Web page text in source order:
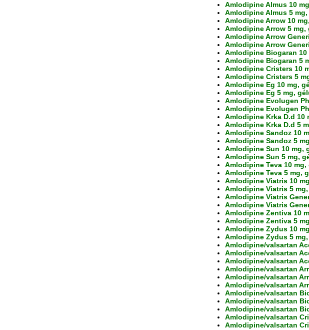
Amlodipine Almus 10
Amlodipine Almus 5
Amlodipine Arrow 10
Amlodipine Arrow 5 mg,
Amlodipine Arrow
Amlodipine Arrow
Amlodipine Biogaran 10
Amlodipine Biogaran 5
Amlodipine Cristers 10
Amlodipine Cristers 5
Amlodipine Eg 10 mg,
Amlodipine Eg 5 mg,
Amlodipine Evolugen
Amlodipine Evolugen
Amlodipine Krka D.d 10
Amlodipine Krka D.d 5
Amlodipine Sandoz 10
Amlodipine Sandoz 5
Amlodipine Sun 10 mg,
Amlodipine Sun 5 mg,
Amlodipine Teva 10 mg,
Amlodipine Teva 5 mg,
Amlodipine Viatris 10
Amlodipine Viatris 5
Amlodipine Viatris
Amlodipine Viatris
Amlodipine Zentiva 10
Amlodipine Zentiva 5
Amlodipine Zydus 10
Amlodipine Zydus 5
Amlodipine/valsartan
Amlodipine/valsartan
Amlodipine/valsartan
Amlodipine/valsartan
Amlodipine/valsartan
Amlodipine/valsartan
Amlodipine/valsartan
Amlodipine/valsartan
Amlodipine/valsartan
Amlodipine/valsartan
Amlodipine/valsartan